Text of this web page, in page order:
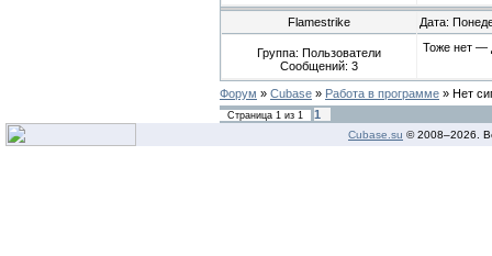
Flamestrike Дата:
Группа: Пользователи
Сообщений: 3
Тоже нет —
Форум » Cubase » Работа в программе » Нет
Страница 1 из 1 1
Cubase.su © 2008–2026.